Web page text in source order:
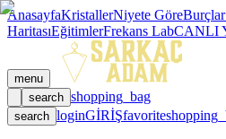
AnasayfaKristallerNiyete GöreBurçlar
HaritasıEğitimlerFrekans LabCANLI
menu
search shopping_bag
search loginGİRİŞfavorite